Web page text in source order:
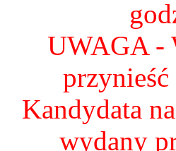
UWAGA -
Kandydata
wydany